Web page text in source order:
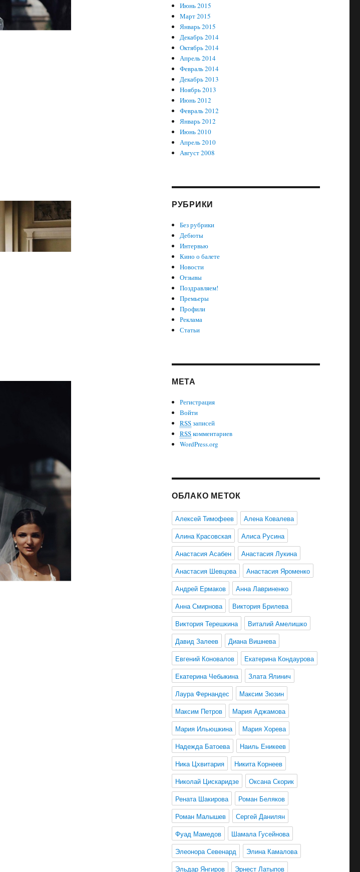
Июнь 2015
Март 2015
Январь 2015
Декабрь 2014
Октябрь 2014
Апрель 2014
Февраль 2014
Декабрь 2013
Ноябрь 2013
Июнь 2012
Февраль 2012
Январь 2012
Июнь 2010
Апрель 2010
Август 2008
РУБРИКИ
Без рубрики
Дебюты
Интервью
Кино о балете
Новости
Отзывы
Поздравляем!
Премьеры
Профили
Реклама
Статьи
МЕТА
Регистрация
Войти
RSSзаписей
RSSкомментариев
WordPress.org
ОБЛАКО МЕТОК
Алексей Тимофеев
Алена Ковалева
Алина Красовская
Алиса Русина
Анастасия Асабен
Анастасия Лукина
Анастасия Шевцова
Анастасия Яроменко
Андрей Ермаков
Анна Лавриненко
Анна Смирнова
Виктория Брилева
Виктория Терешкина
Виталий Амелишко
Давид Залеев
Диана Вишнева
Евгений Коновалов
Екатерина Кондаурова
Екатерина Чебыкина
Злата Ялинич
Лаура Фернандес
Максим Зюзин
Максим Петров
Мария Аджамова
Мария Ильюшкина
Мария Хорева
Надежда Батоева
Наиль Еникеев
Ника Цхвитария
Никита Корнеев
Николай Цискаридзе
Оксана Скорик
Рената Шакирова
Роман Беляков
Роман Малышев
Сергей Данилян
Фуад Мамедов
Шамала Гусейнова
Элеонора Севенард
Элина Камалова
Эльдар Янгиров
Эрнест Латыпов